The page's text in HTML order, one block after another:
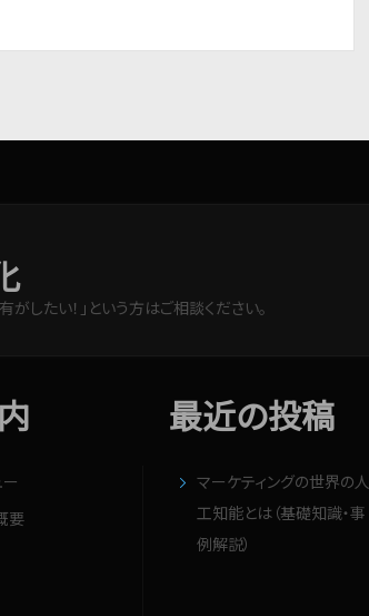
がしたい！」という方はご相談ください。
要
最近の投稿
マーケティングの世界の人
工知能とは（基礎知識・事
例解説）